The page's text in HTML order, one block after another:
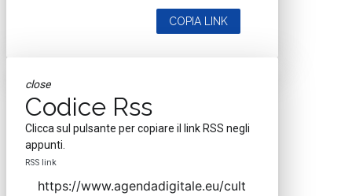
COPIA LINK
close
Codice Rss
Clicca sul pulsante per copiare il link RSS negli
appunti.
RSS link